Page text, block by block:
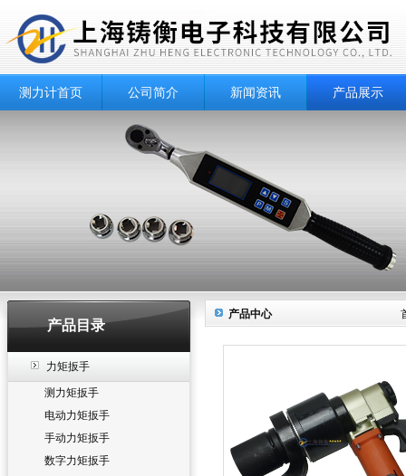
测力计首页 公司简介 新闻资讯 产品展示
产品目录
力矩扳手
测力矩扳手
电动力矩扳手
手动力矩扳手
数字力矩扳手
产品中心